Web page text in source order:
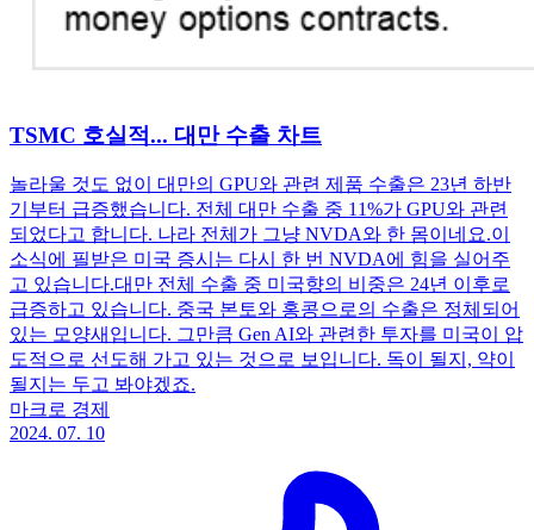
TSMC 호실적... 대만 수출 차트
놀라울 것도 없이 대만의 GPU와 관련 제품 수출은 23년 하반
기부터 급증했습니다. 전체 대만 수출 중 11%가 GPU와 관련
되었다고 합니다. 나라 전체가 그냥 NVDA와 한 몸이네요.이
소식에 필받은 미국 증시는 다시 한 번 NVDA에 힘을 실어주
고 있습니다.대만 전체 수출 중 미국향의 비중은 24년 이후로
급증하고 있습니다. 중국 본토와 홍콩으로의 수출은 정체되어
있는 모양새입니다. 그만큼 Gen AI와 관련한 투자를 미국이 압
도적으로 선도해 가고 있는 것으로 보입니다. 독이 될지, 약이
될지는 두고 봐야겠죠.
마크로 경제
2024. 07. 10